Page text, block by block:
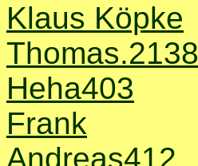
Klaus Köpke
Thomas.2138
Heha403
Frank
Andreas412